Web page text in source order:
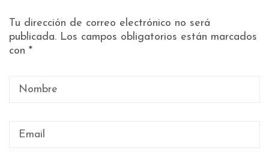
Tu dirección de correo electrónico no será
publicada. Los campos obligatorios están marcados
con *